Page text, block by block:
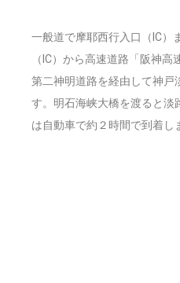
一般道で摩耶西行入口（IC）
（IC）から高速道路「阪神高
第二神明道路を経由して神戸
す。明石海峡大橋を渡ると淡
は自動車で約２時間で到着し